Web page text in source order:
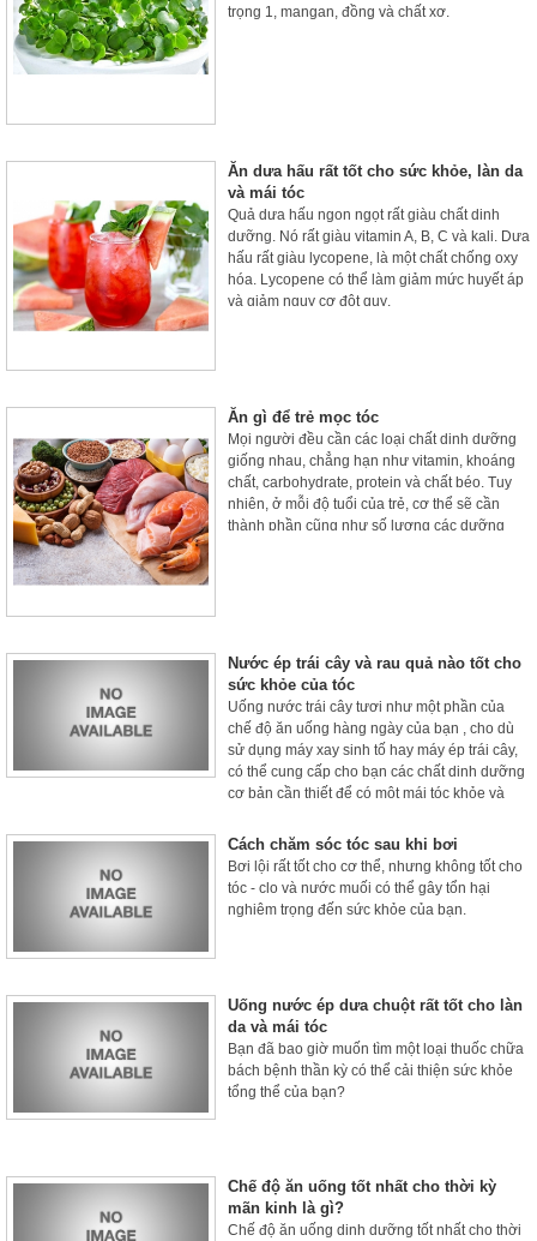
trọng 1, mangan, đồng và chất xơ.
Ăn dưa hấu rất tốt cho sức khỏe, làn da
và mái tóc
Quả dưa hấu ngon ngọt rất giàu chất dinh
dưỡng. Nó rất giàu vitamin A, B, C và kali. Dưa
hấu rất giàu lycopene, là một chất chống oxy
hóa. Lycopene có thể làm giảm mức huyết áp
và giảm nguy cơ đột quỵ.
Ăn gì để trẻ mọc tóc
Mọi người đều cần các loại chất dinh dưỡng
giống nhau, chẳng hạn như vitamin, khoáng
chất, carbohydrate, protein và chất béo. Tuy
nhiên, ở mỗi độ tuổi của trẻ, cơ thể sẽ cần
thành phần cũng như số lượng các dưỡng
Nước ép trái cây và rau quả nào tốt cho
sức khỏe của tóc
Uống nước trái cây tươi như một phần của
chế độ ăn uống hàng ngày của bạn , cho dù
sử dụng máy xay sinh tố hay máy ép trái cây,
có thể cung cấp cho bạn các chất dinh dưỡng
cơ bản cần thiết để có một mái tóc khỏe và
Cách chăm sóc tóc sau khi bơi
Bơi lội rất tốt cho cơ thể, nhưng không tốt cho
tóc - clo và nước muối có thể gây tổn hại
nghiêm trọng đến sức khỏe của bạn.
Uống nước ép dưa chuột rất tốt cho làn
da và mái tóc
Bạn đã bao giờ muốn tìm một loại thuốc chữa
bách bệnh thần kỳ có thể cải thiện sức khỏe
tổng thể của bạn?
Chế độ ăn uống tốt nhất cho thời kỳ
mãn kinh là gì?
Chế độ ăn uống dinh dưỡng tốt nhất cho thời